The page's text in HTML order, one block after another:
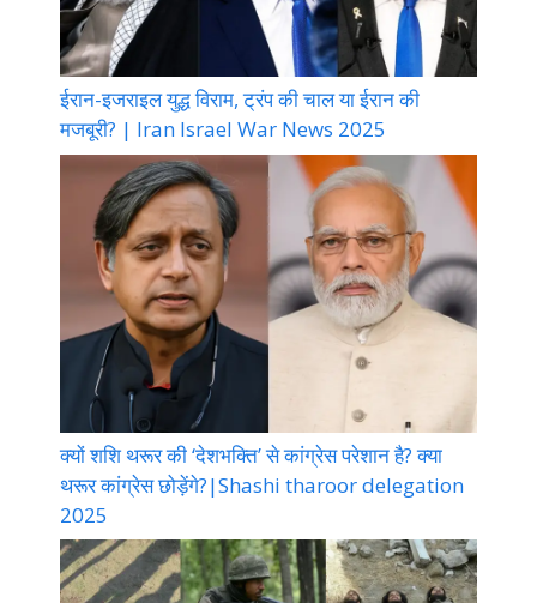
ईरान-इजराइल युद्ध विराम, ट्रंप की चाल या ईरान की
मजबूरी? | Iran Israel War News 2025
क्यों शशि थरूर की ‘देशभक्ति’ से कांग्रेस परेशान है? क्या
थरूर कांग्रेस छोड़ेंगे?|Shashi tharoor delegation
2025